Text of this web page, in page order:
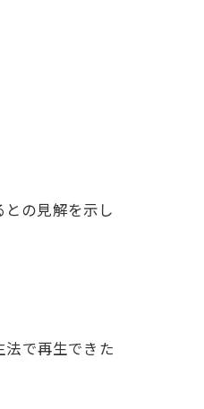
の見解を示し
で再生できた